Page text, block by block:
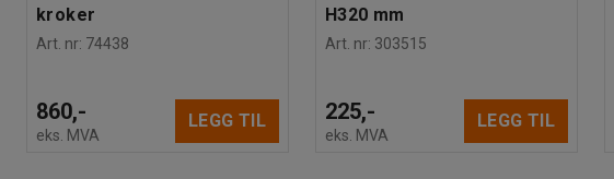
kroker
Art. nr: 74438
860,-
eks. MVA
LEGG TIL
H320 mm
Art. nr: 303515
225,-
eks. MVA
LEGG TIL